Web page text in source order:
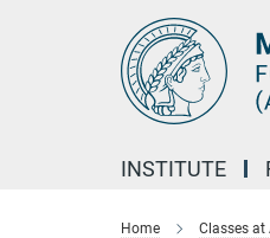
INSTITUTE
Home Classes at